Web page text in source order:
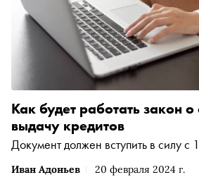
Иван Адоньев 20 февраля 2024 г.
​​Как будет работать закон
выдачу кредитов
Документ должен вступить в силу с